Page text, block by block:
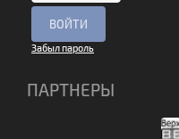
Забыл пароль
ПАРТНЕРЫ